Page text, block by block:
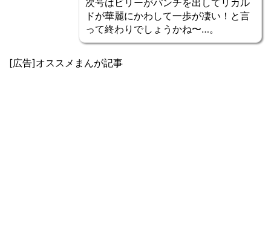
次号はビリーがパンチを出してリカル
ドが華麗にかわして一歩が凄い！と言
って終わりでしょうかね〜…。
[広告]オススメまんが記事